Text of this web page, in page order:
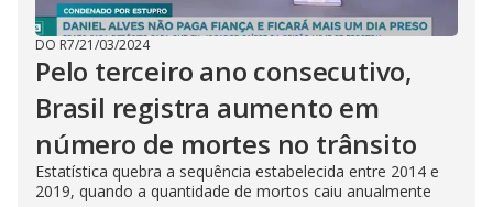
DO R7/21/03/2024
Pelo terceiro ano consecutivo,
Brasil registra aumento em
número de mortes no trânsito
Estatística quebra a sequência estabelecida entre 2014 e
2019, quando a quantidade de mortos caiu anualmente